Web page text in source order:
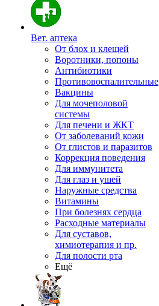
Вет. аптека
От блох и клещей
Воротники, попоны
Антибиотики
Противовоспалительные
Вакцины
Для мочеполовой
системы
Для печени и ЖКТ
От заболеваний кожи
От глистов и паразитов
Коррекция поведения
Для иммунитета
Для глаз и ушей
Наружные средства
Витамины
При болезнях сердца
Расходные материалы
Для суставов,
химиотерапия и пр.
Для полости рта
Ещё